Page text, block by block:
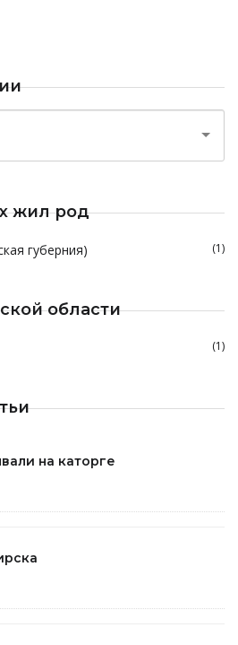
жил род
губерния) (1)
области
(1)
на каторге